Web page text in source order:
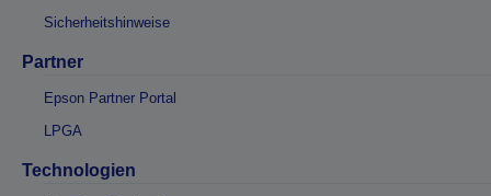
Sicherheitshinweise
Partner
Epson Partner Portal
LPGA
Technologien